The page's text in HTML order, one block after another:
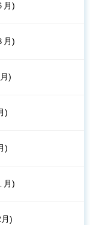
月)
月)
)
)
)
月)
)